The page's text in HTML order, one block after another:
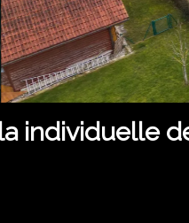
individuelle